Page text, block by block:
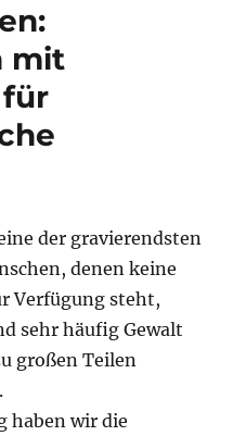
mit
der gravierendsten
denen keine
Verfügung steht,
sehr häufig Gewalt
großen Teilen
haben wir die